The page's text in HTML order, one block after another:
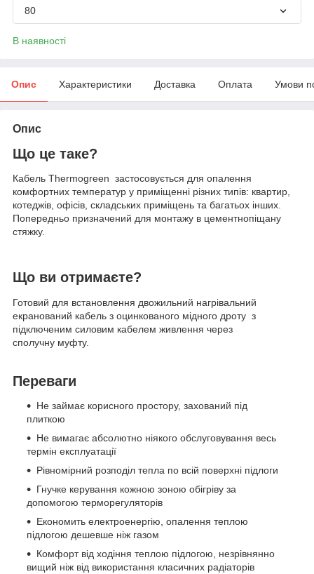
80
В наявності
Опис Характеристики Доставка Оплата Умови
Опис
Що це таке?
Кабель Thermogreen застосовується для опалення
комфортних температур у приміщенні різних типів: квартир,
котеджів, офісів, складських приміщень та багатьох інших.
Попередньо призначений для монтажу в цементнопіщану
стяжку.
Що ви отримаєте?
Готовий для встановлення двожильний нагрівальний
екранований кабель з оцинкованого мідного дроту з
підключеним силовим кабелем живлення через
сполучну муфту.
Переваги
Не займає корисного простору, захований під
плиткою
Не вимагає абсолютно ніякого обслуговування весь
термін експлуатації
Рівномірний розподіл тепла по всій поверхні підлоги
Гнучке керування кожною зоною обігріву за
допомогою терморегуляторів
Економить електроенергію, опалення теплою
підлогою дешевше ніж газом
Комфорт від ходіння теплою підлогою, незрівнянно
вищий ніж від використання класичних радіаторів